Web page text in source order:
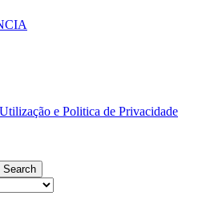
e Politica de Privacidade
Search